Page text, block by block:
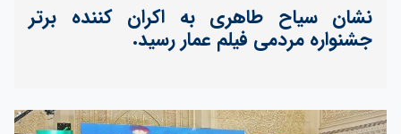
نشان سیاح طاهری به اکران کننده برتر
جشنواره مردمی فیلم عمار رسید.